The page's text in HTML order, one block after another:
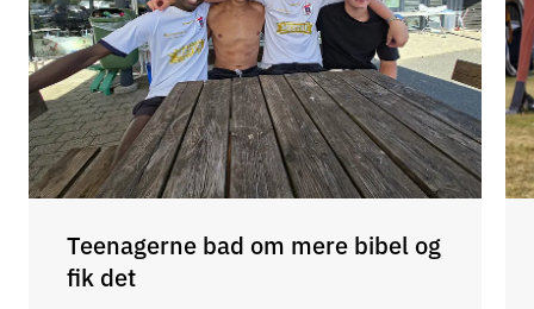
Teenagerne bad om mere bibel og
fik det